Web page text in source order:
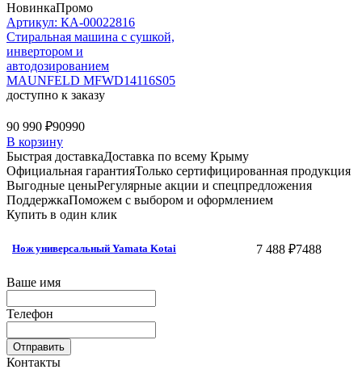
НовинкаПромо
Артикул: КА-00022816
Стиральная машина c сушкой,
инвертором и
автодозированием
MAUNFELD MFWD14116S05
доступно к заказу
90 990 ₽90990
В корзину
Быстрая доставкаДоставка по всему Крыму
Официальная гарантияТолько сертифицированная продукция
Выгодные ценыРегулярные акции и спецпредложения
ПоддержкаПоможем с выбором и оформлением
Купить в один клик
Нож универсальный Yamata Kotai 7 488 ₽7488
Ваше имя
Телефон
Отправить
Контакты